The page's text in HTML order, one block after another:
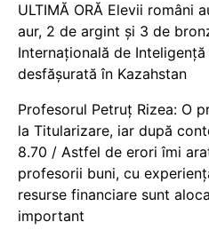
ULTIMĂ ORĂ Elevii români
aur, 2 de argint și 3 de
Internațională de
desfășurată în Kazahstan
Profesorul Petruț Rizea: O
la Titularizare, iar după
8.70 / Astfel de erori îmi
profesorii buni, cu
resurse financiare sunt
important